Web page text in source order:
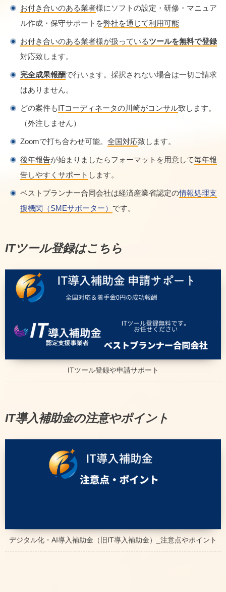
お付き合いのある業者様にソフトの設定・研修・マニュア
ル作成・保守サポートを弊社を通じて利用可能
お付き合いのある業者様が扱っているツールを無料で登録
対応致します。
完全成果報酬で行います。採択されない場合は一切ご請求
はありません。
どの案件もITコーディネータの川崎がコンサル致します。
（外注しません）
Zoomで打ち合わせ可能。 全国対応致します。
後年報告が始まりましたらフォーマットを用意して毎年報
告しやすくサポート します。
ベストプランナー合同会社は経済産業省認定の情報処理支
援機関（SMEサポーター） です。
ITツール登録はこちら
ITツール登録や申請サポート
IT導入補助金の注意やポイント
デジタル化・AI導入補助金（旧IT導入補助金）_注意点やポイント